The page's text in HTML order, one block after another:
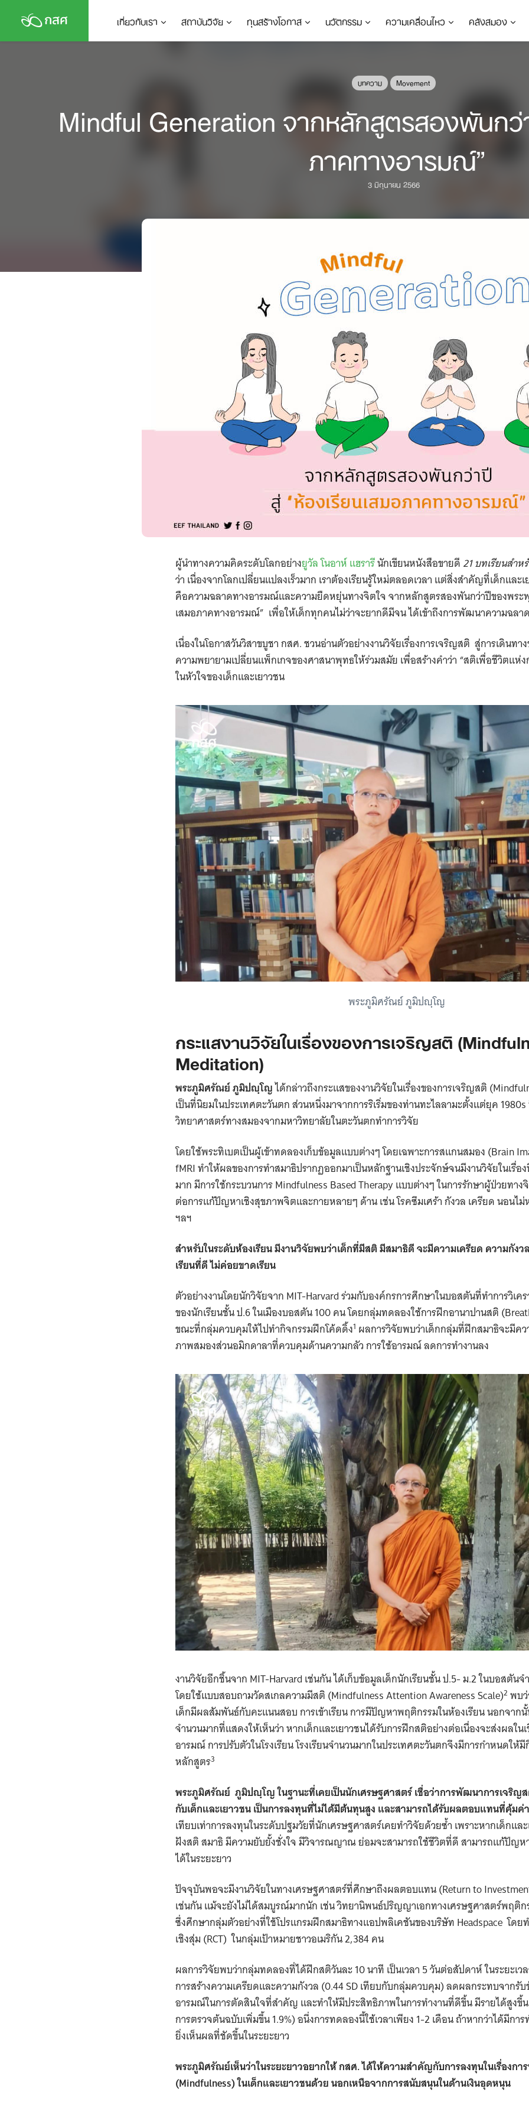
content
เกี่ยวกับเรา สถาบันวิจัย ทุนสร้างโอกาส นวัตกรรม ความเคลื่อนไหว คลังสมอง
Search
for:
บทความ Movement
Mindful Generation จากหลักสูตรสองพันกว่
ภาคทางอารมณ์”
3 มิถุนายน 2566
ผู้นำทางความคิดระดับโลกอย่างยูวัล โนอาห์ แฮรารีนักเขียนหนังสือขายดี 21 บทเรียนสำ
ว่า เนื่องจากโลกเปลี่ยนแปลงเร็วมาก เราต้องเรียนรู้ใหม่ตลอดเวลา แต่สิ่งสำคัญที่เด็กและ
คือความฉลาดทางอารมณ์และความยืดหยุ่นทางจิตใจ จากหลักสูตรสองพันกว่าปีของพระ
เสมอภาคทางอารมณ์” เพื่อให้เด็กทุกคนไม่ว่าจะยากดีมีจน ได้เข้าถึงการพัฒนาความฉล
เนื่องในโอกาสวันวิสาขบูชา กสศ. ชวนอ่านตัวอย่างงานวิจัยเรื่องการเจริญสติ สู่การเดินทา
ความพยายามเปลี่ยนแพ็กเกจของศาสนาพุทธให้ร่วมสมัย เพื่อสร้างคำว่า “สติเพื่อชีวิตแห่ง
ในหัวใจของเด็กและเยาวชน
พระภูมิศรัณย์ ภูมิปญฺโญ
กระแสงานวิจัยในเรื่องของการเจริญสติ
Meditation)
พระภูมิศรัณย์ ภูมิปญฺโญได้กล่าวถึงกระแสของงานวิจัยในเรื่องของการเจริญสติ
เป็นที่นิยมในประเทศตะวันตก ส่วนหนึ่งมาจากการริเริ่มของท่านทะไลลามะตั้งแต่ยุค
วิทยาศาสตร์ทางสมองจากมหาวิทยาลัยในตะวันตกทำการวิจัย
โดยใช้พระทิเบตเป็นผู้เข้าทดลองเก็บข้อมูลแบบต่างๆ โดยเฉพาะการสแกนสมอง (Brain
fMRI ทำให้ผลของการทำสมาธิปรากฏออกมาเป็นหลักฐานเชิงประจักษ์จนมีงานวิจัยในเรื่อ
มาก มีการใช้กระบวนการ Mindfulness Based Therapy แบบต่างๆ ในการรักษาผู้ป่วยทาง
ต่อการแก้ปัญหาเชิงสุขภาพจิตและกายหลายๆ ด้าน เช่น โรคซึมเศร้า กังวล เครียด นอนไ
ฯลฯ
สำหรับในระดับห้องเรียน มีงานวิจัยพบว่าเด็กที่มีสติ มีสมาธิดี จะมีความเครียด ความกัง
เรียนที่ดี ไม่ค่อยขาดเรียน
ตัวอย่างงานโดยนักวิจัยจาก MIT-Harvard ร่วมกับองค์กรการศึกษาในบอสตันที่ทำการวิเ
ของนักเรียนชั้น ป.6 ในเมืองบอสตัน 100 คน โดยกลุ่มทดลองใช้การฝึกอานาปานสติ
ขณะที่กลุ่มควบคุมให้ไปทำกิจกรรมฝึกโค้ดดิ้ง1 ผลการวิจัยพบว่าเด็กกลุ่มที่ฝึกสมาธิจะมีค
ภาพสมองส่วนอมิกดาลาที่ควบคุมด้านความกลัว การใช้อารมณ์ ลดการทำงานลง
งานวิจัยอีกชิ้นจาก MIT-Harvard เช่นกัน ได้เก็บข้อมูลเด็กนักเรียนชั้น ป.5- ม.2 ในบอสตัน
โดยใช้แบบสอบถามวัดสเกลความมีสติ (Mindfulness Attention Awareness Scale)2 พบ
เด็กมีผลสัมพันธ์กับคะแนนสอบ การเข้าเรียน การมีปัญหาพฤติกรรมในห้องเรียน นอกจาก
จำนวนมากที่แสดงให้เห็นว่า หากเด็กและเยาวชนได้รับการฝึกสติอย่างต่อเนื่องจะส่งผลใน
อารมณ์ การปรับตัวในโรงเรียน โรงเรียนจำนวนมากในประเทศตะวันตกจึงมีการกำหนดใ
หลักสูตร3
พระภูมิศรัณย์ ภูมิปญฺโญ ในฐานะที่เคยเป็นนักเศรษฐศาสตร์ เชื่อว่าการพัฒนาการเจริญ
กับเด็กและเยาวชน เป็นการลงทุนที่ไม่ได้มีต้นทุนสูง และสามารถได้รับผลตอบแทนที่คุ้มค่า
เทียบเท่าการลงทุนในระดับปฐมวัยที่นักเศรษฐศาสตร์เคยทำวิจัยด้วยซ้ำ เพราะหากเด็กแล
ฝังสติ สมาธิ มีความยับยั้งชั่งใจ มีวิจารณญาณ ย่อมจะสามารถใช้ชีวิตที่ดี สามารถแก้ปัญห
ได้ในระยะยาว
ปัจจุบันพอจะมีงานวิจัยในทางเศรษฐศาสตร์ที่ศึกษาถึงผลตอบแทน (Return to
เช่นกัน แม้จะยังไม่ได้สมบูรณ์มากนัก เช่น วิทยานิพนธ์ปริญญาเอกทางเศรษฐศาสตร์พฤติก
ซึ่งศึกษากลุ่มตัวอย่างที่ใช้โปรแกรมฝึกสมาธิทางแอปพลิเคชันของบริษัท Headspace โดย
เชิงสุ่ม (RCT) ในกลุ่มเป้าหมายชาวอเมริกัน 2,384 คน
ผลการวิจัยพบว่ากลุ่มทดลองที่ได้ฝึกสติวันละ 10 นาที เป็นเวลา 5 วันต่อสัปดาห์ ในระยะเว
การสร้างความเครียดและความกังวล (0.44 SD เทียบกับกลุ่มควบคุม) ลดผลกระทบจากรั
อารมณ์ในการตัดสินใจที่สำคัญ และทำให้มีประสิทธิภาพในการทำงานที่ดีขึ้น มีรายได้สูงขึ้
การตรวจต้นฉบับเพิ่มขึ้น 1.9%) อนึ่งการทดลองนี้ใช้เวลาเพียง 1-2 เดือน ถ้าหากว่าได้มีกา
ยิ่งเห็นผลที่ชัดขึ้นในระยะยาว
พระภูมิศรัณย์เห็นว่าในระยะยาวอยากให้ กสศ. ได้ให้ความสำคัญกับการลงทุนในเรื่องก
(Mindfulness) ในเด็กและเยาวชนด้วย นอกเหนือจากการสนับสนุนในด้านเงินอุดหนุน